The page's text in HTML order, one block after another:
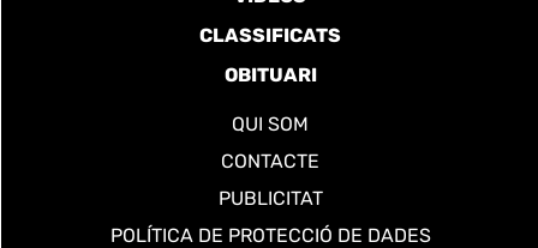
CLASSIFICATS
OBITUARI
QUI SOM
CONTACTE
PUBLICITAT
POLÍTICA DE PROTECCIÓ DE DADES